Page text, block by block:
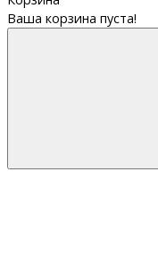
Ваша корзина пуста!